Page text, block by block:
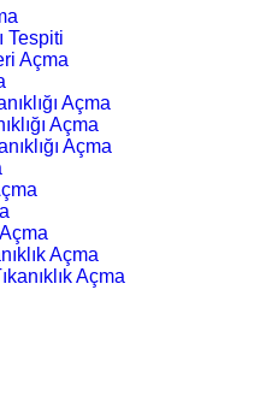
Tespiti
Açma
Açma
Açma
Açma
Açma
Açma